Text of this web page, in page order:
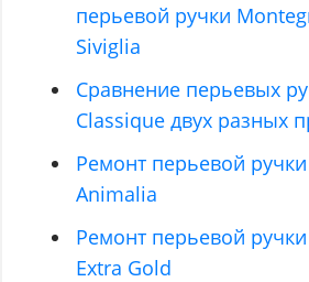
перьевой ручки
Siviglia
Сравнение перьевых
Classique двух разных
Ремонт перьевой
Animalia
Ремонт перьевой
Extra Gold